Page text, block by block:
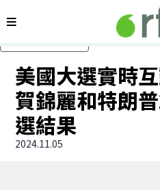
內容分類
美國大選實時
賀錦麗和特朗
選結果
2024.11.05